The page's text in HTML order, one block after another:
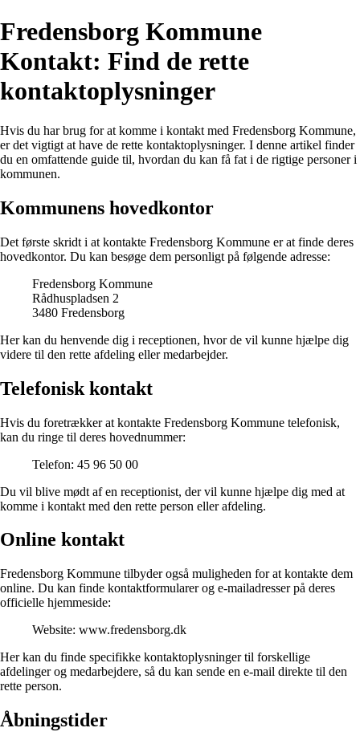
Fredensborg Kommune
Kontakt: Find de rette
kontaktoplysninger
Hvis du har brug for at komme i kontakt med Fredensborg Kommune,
er det vigtigt at have de rette kontaktoplysninger. I denne artikel finder
du en omfattende guide til, hvordan du kan få fat i de rigtige personer i
kommunen.
Kommunens hovedkontor
Det første skridt i at kontakte Fredensborg Kommune er at finde deres
hovedkontor. Du kan besøge dem personligt på følgende adresse:
Fredensborg Kommune
Rådhuspladsen 2
3480 Fredensborg
Her kan du henvende dig i receptionen, hvor de vil kunne hjælpe dig
videre til den rette afdeling eller medarbejder.
Telefonisk kontakt
Hvis du foretrækker at kontakte Fredensborg Kommune telefonisk,
kan du ringe til deres hovednummer:
Telefon: 45 96 50 00
Du vil blive mødt af en receptionist, der vil kunne hjælpe dig med at
komme i kontakt med den rette person eller afdeling.
Online kontakt
Fredensborg Kommune tilbyder også muligheden for at kontakte dem
online. Du kan finde kontaktformularer og e-mailadresser på deres
officielle hjemmeside:
Website: www.fredensborg.dk
Her kan du finde specifikke kontaktoplysninger til forskellige
afdelinger og medarbejdere, så du kan sende en e-mail direkte til den
rette person.
Åbningstider